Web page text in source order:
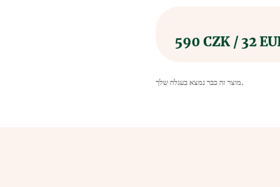
590 CZK / 32
מוצר זה כבר נמצא בעגלה שלך.